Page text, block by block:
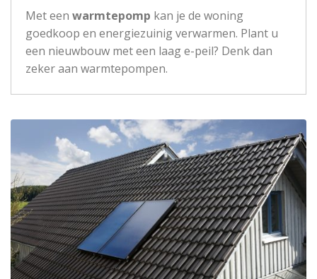
Met een warmtepomp kan je de woning
goedkoop en energiezuinig verwarmen. Plant u
een nieuwbouw met een laag e-peil? Denk dan
zeker aan warmtepompen.